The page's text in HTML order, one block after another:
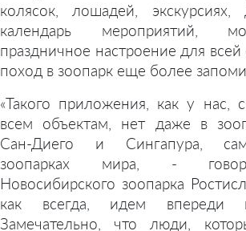
колясок, лошадей, экскурсиях,
календарь мероприятий,
праздничное настроение для
поход в зоопарк еще более
«Такого приложения, как у нас,
всем объектам, нет даже в
Сан-Диего и Сингапура,
зоопарках мира, -
Новосибирского зоопарка
как всегда, идем впереди
Замечательно, что люди,